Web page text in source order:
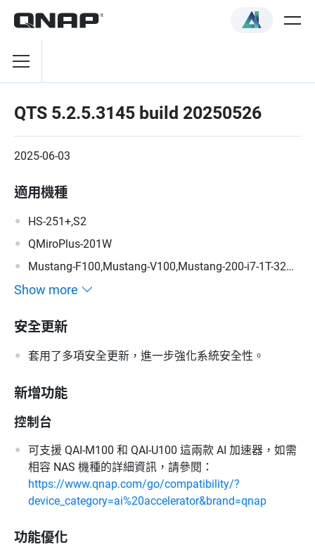
QTS 5.2.5.3145 build 20250526
2025-06-03
適用機種
HS-251+,S2
QMiroPlus-201W
Mustang-F100,Mustang-V100,Mustang-200-i7-1T-32G-
R10,Mustang-200-i5-1T-32G-R10,Mustang-200-C-8G-
Show more
安全更新
套用了多項安全更新，進一步強化系統安全性。
新增功能
控制台
可支援 QAI-M100 和 QAI-U100 這兩款 AI 加速器，如需
相容 NAS 機種的詳細資訊，請參閱：
https://www.qnap.com/go/compatibility/?
device_category=ai%20accelerator&brand=qnap
功能優化